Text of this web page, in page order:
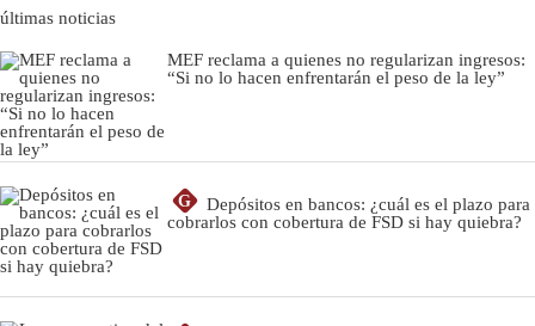
últimas noticias
MEF reclama a quienes no regularizan ingresos:
“Si no lo hacen enfrentarán el peso de la ley”
G
Depósitos en bancos: ¿cuál es el plazo para
cobrarlos con cobertura de FSD si hay quiebra?